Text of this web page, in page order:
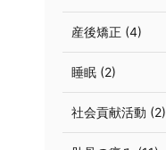
産後矯正 (4)
睡眠 (2)
社会貢献活動 (2)